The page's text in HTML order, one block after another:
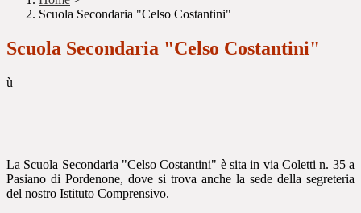
Scuola Secondaria "Celso Costantini"
Scuola Secondaria "Celso Costantini"
ù
La Scuola Secondaria "Celso Costantini" è sita in via Coletti n. 35 a
Pasiano di Pordenone, dove si trova anche la sede della segreteria
del nostro Istituto Comprensivo.